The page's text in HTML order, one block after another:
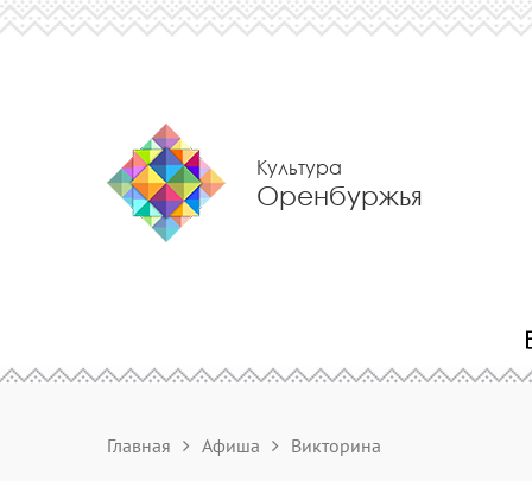
Культура
Оренбуржья
Главная Афиша Викторина